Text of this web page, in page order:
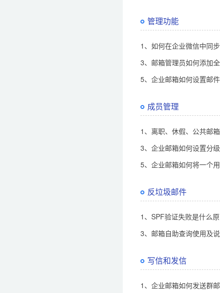
管理功能
1、如何在企业微信中同
3、邮箱管理员如何添加
5、企业邮箱如何设置邮
成员管理
1、离职、休假、公共邮
3、企业邮箱如何设置分
5、企业邮箱如何将一个
反垃圾邮件
1、SPF验证失败是什么
3、邮箱自助查询使用及
写信和发信
1、企业邮箱如何发送群